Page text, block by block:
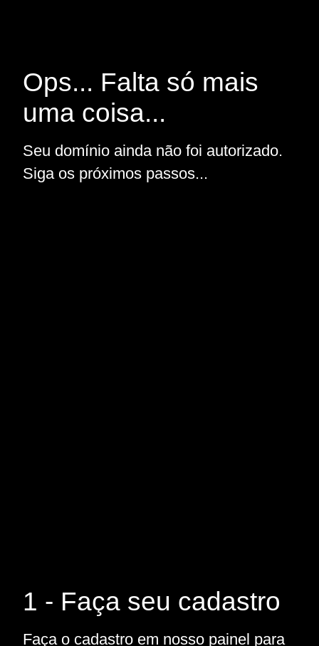
Ops... Falta só mais
uma coisa...
Seu domínio ainda não foi autorizado.
Siga os próximos passos...
1 - Faça seu cadastro
Faça o cadastro em nosso painel para